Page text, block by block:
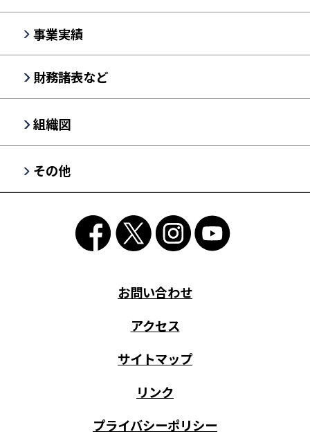
事業実績
財務諸表など
組織図
その他
お問い合わせ
アクセス
サイトマップ
リンク
プライバシーポリシー